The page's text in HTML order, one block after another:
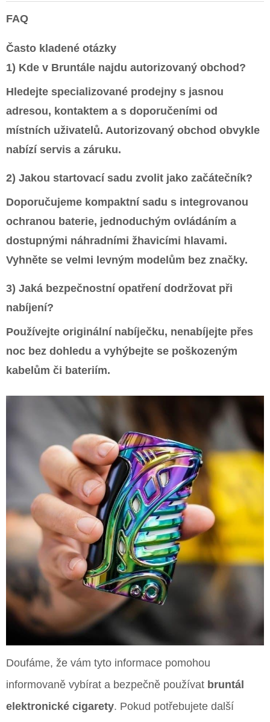
FAQ
Často kladené otázky
1) Kde v Bruntále najdu autorizovaný obchod?
Hledejte specializované prodejny s jasnou
adresou, kontaktem a s doporučeními od
místních uživatelů. Autorizovaný obchod obvykle
nabízí servis a záruku.
2) Jakou startovací sadu zvolit jako začátečník?
Doporučujeme kompaktní sadu s integrovanou
ochranou baterie, jednoduchým ovládáním a
dostupnými náhradními žhavicími hlavami.
Vyhněte se velmi levným modelům bez značky.
3) Jaká bezpečnostní opatření dodržovat při
nabíjení?
Používejte originální nabíječku, nenabíjejte přes
noc bez dohledu a vyhýbejte se poškozeným
kabelům či bateriím.
Doufáme, že vám tyto informace pomohou
informovaně vybírat a bezpečně používat bruntál
elektronické cigarety. Pokud potřebujete další